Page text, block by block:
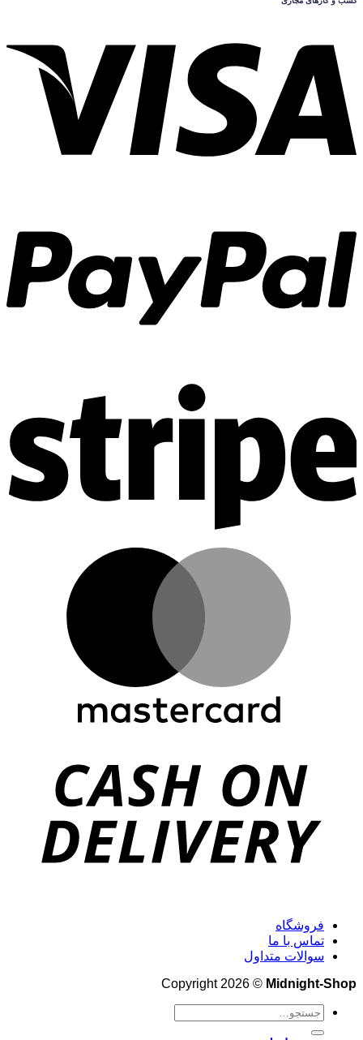
فروشگاه
تماس با ما
سوالات متداول
Copyright 2026 © Midnight-Shop
جستجو